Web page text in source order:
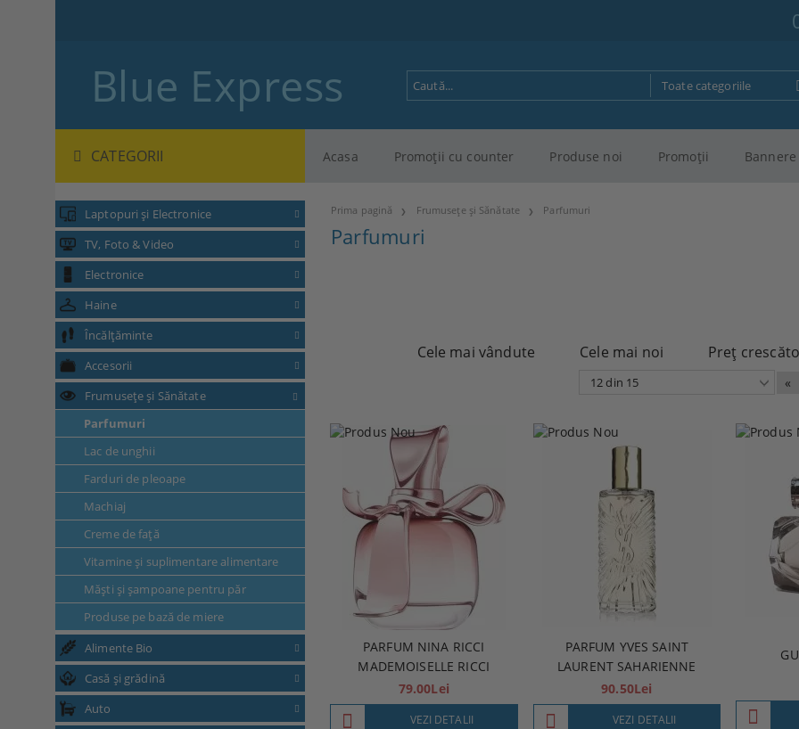
Blue Express
CATEGORII Acasa Promoţii cu counter Produse noi Promoţii
Laptopuri și Electronice
TV, Foto & Video
Electronice
Haine
Încălțăminte
Accesorii
Frumusețe și Sănătate
Parfumuri
Lac de unghii
Farduri de pleoape
Machiaj
Creme de faţă
Vitamine şi suplimentare alimentare
Măşti şi şampoane pentru păr
Produse pe bază de miere
Alimente Bio
Casă și grădină
Auto
Prima pagină Frumusețe și Sănătate Parfumuri
Parfumuri
Cele mai vândute Cele mai noi Preţ
«
PARFUM NINA RICCI
MADEMOISELLE RICCI
79.00Lei
VEZI DETALII
PARFUM YVES SAINT
LAURENT SAHARIENNE
90.50Lei
VEZI DETALII